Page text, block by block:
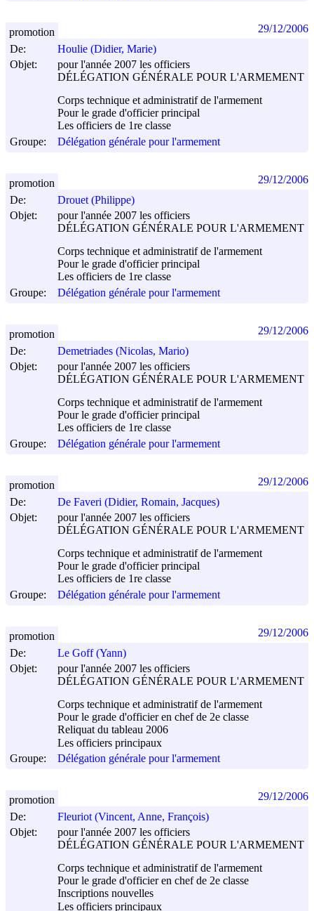
De:
Houlie (Didier, Marie)
Objet:
pour l'année 2007 les officiers
DÉLÉGATION GÉNÉRALE POUR L'ARMEMENT
Corps technique et administratif de l'armement
Pour le grade d'officier principal
Les officiers de 1re classe
Groupe:
Délégation générale pour l'armement
promotion 29/12/2006
De:
Drouet (Philippe)
Objet:
pour l'année 2007 les officiers
DÉLÉGATION GÉNÉRALE POUR L'ARMEMENT
Corps technique et administratif de l'armement
Pour le grade d'officier principal
Les officiers de 1re classe
Groupe:
Délégation générale pour l'armement
promotion 29/12/2006
De:
Demetriades (Nicolas, Mario)
Objet:
pour l'année 2007 les officiers
DÉLÉGATION GÉNÉRALE POUR L'ARMEMENT
Corps technique et administratif de l'armement
Pour le grade d'officier principal
Les officiers de 1re classe
Groupe:
Délégation générale pour l'armement
promotion 29/12/2006
De:
De Faveri (Didier, Romain, Jacques)
Objet:
pour l'année 2007 les officiers
DÉLÉGATION GÉNÉRALE POUR L'ARMEMENT
Corps technique et administratif de l'armement
Pour le grade d'officier principal
Les officiers de 1re classe
Groupe:
Délégation générale pour l'armement
promotion 29/12/2006
De:
Le Goff (Yann)
Objet:
pour l'année 2007 les officiers
DÉLÉGATION GÉNÉRALE POUR L'ARMEMENT
Corps technique et administratif de l'armement
Pour le grade d'officier en chef de 2e classe
Reliquat du tableau 2006
Les officiers principaux
Groupe:
Délégation générale pour l'armement
promotion 29/12/2006
De:
Fleuriot (Vincent, Anne, François)
Objet:
pour l'année 2007 les officiers
DÉLÉGATION GÉNÉRALE POUR L'ARMEMENT
Corps technique et administratif de l'armement
Pour le grade d'officier en chef de 2e classe
Inscriptions nouvelles
Les officiers principaux
promotion 29/12/2006